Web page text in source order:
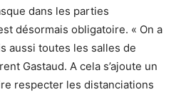
dans les parties
désormais obligatoire. « On a
aussi toutes les salles de
Gastaud. A cela s’ajoute un
respecter les distanciations